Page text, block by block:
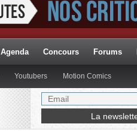
Agenda Concours Forums
Youtubers Motion Comics